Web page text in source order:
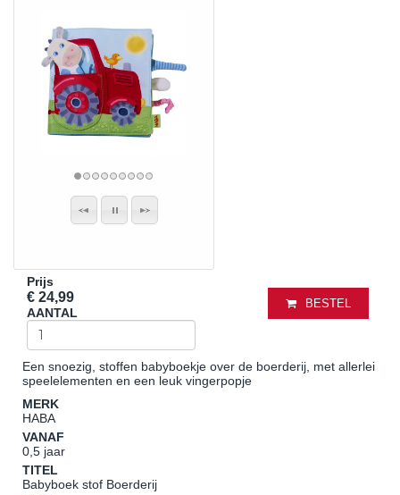
Prijs
€ 24,99
AANTAL
BESTEL
Een snoezig, stoffen babyboekje over de boerderij, met allerlei
speelelementen en een leuk vingerpopje
MERK
HABA
VANAF
0,5 jaar
TITEL
Babyboek stof Boerderij